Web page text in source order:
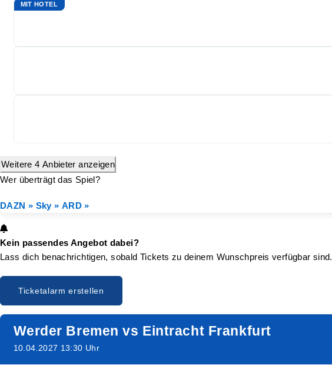
MIT HOTEL
Weitere 4 Anbieter anzeigen
Wer überträgt das Spiel?
DAZN » Sky » ARD »
Kein passendes Angebot dabei?
Lass dich benachrichtigen, sobald Tickets zu deinem Wunschpreis verfügbar sind.
Ticketalarm erstellen
Werder Bremen vs Eintracht Frankfurt
10.04.2027 13:30 Uhr